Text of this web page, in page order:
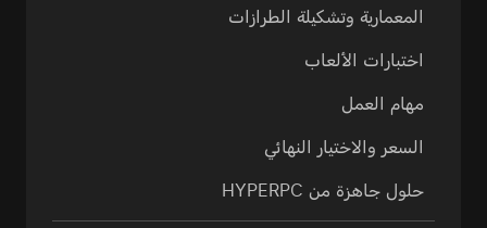
المعمارية وتشكيلة الطرازات
اختبارات الألعاب
مهام العمل
السعر والاختيار النهائي
حلول جاهزة من HYPERPC